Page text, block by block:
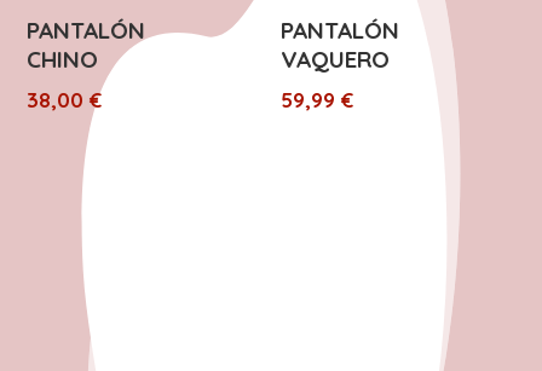
PANTALÓN
CHINO
38,00€
PANTALÓN
VAQUERO
59,99€